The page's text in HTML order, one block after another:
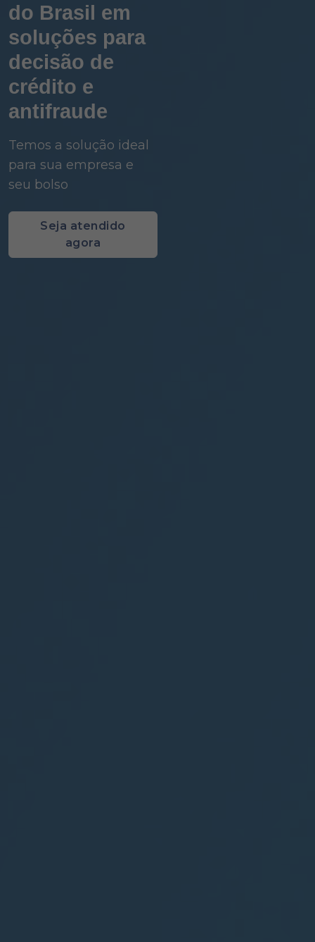
do Brasil em
soluções para
decisão de
crédito e
antifraude
Temos a solução ideal
para sua empresa e
seu bolso
Seja atendido
agora